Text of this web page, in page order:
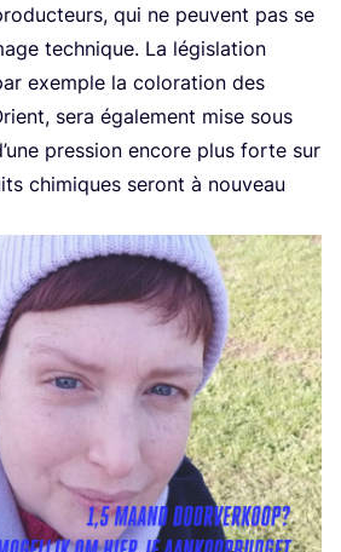
qui ne peuvent pas se
tech­nique. La légis­la­tion
exemple la colo­ra­tion des
sera éga­le­ment mise sous
pres­sion encore plus forte sur
chi­miques seront à nou­veau